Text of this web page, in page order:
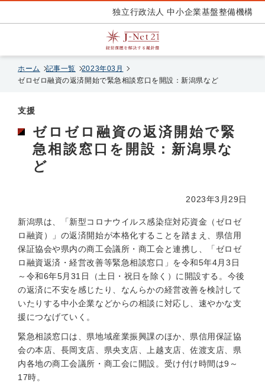
独立行政法人 中小企業基盤整備機構
ホーム 記事一覧
2023年03月
ゼロゼロ融資の返済開始で緊急相談窓口を開設：新潟県など
支援
ゼロゼロ融資の返済開始で緊
急相談窓口を開設：新潟県な
ど
2023年3月29日
新潟県は、「新型コロナウイルス感染症対応資金（ゼロゼ
ロ融資）」の返済開始が本格化することを踏まえ、県信用
保証協会や県内の商工会議所・商工会と連携し、「ゼロゼ
ロ融資返済・経営改善等緊急相談窓口」を令和5年4月3日
～令和6年5月31日（土日・祝日を除く）に開設する。今後
の返済に不安を感じたり、なんらかの経営改善を検討して
いたりする中小企業などからの相談に対応し、速やかな支
援につなげていく。
緊急相談窓口は、県地域産業振興課のほか、県信用保証協
会の本店、長岡支店、県央支店、上越支店、佐渡支店、県
内各地の商工会議所・商工会に開設。受け付け時間は9～
17時。